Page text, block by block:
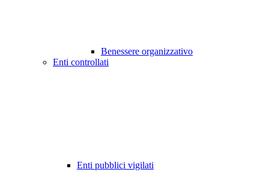
Benessere organizzativo
Enti controllati
Enti pubblici vigilati